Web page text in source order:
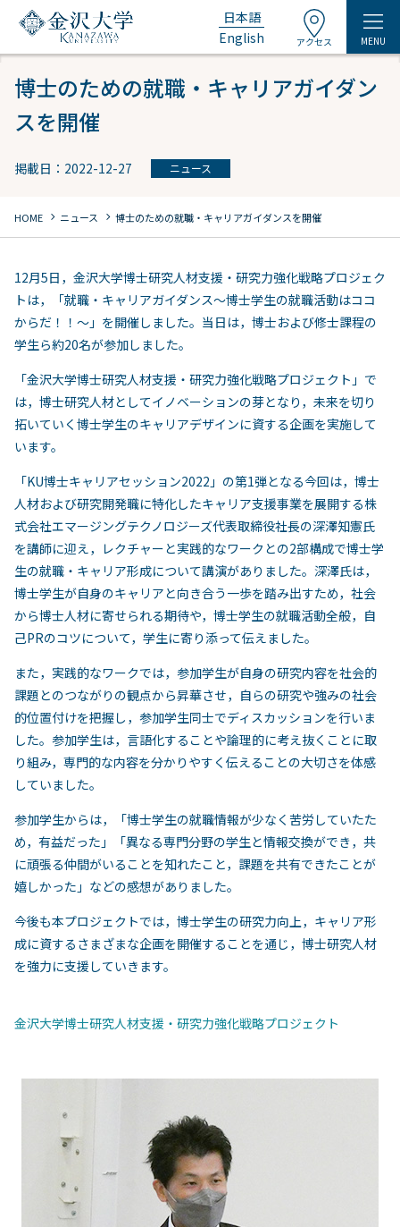
日本語
English
アクセス MENU
博士のための就職・キャリアガイダン
スを開催
掲載日：2022-12-27 ニュース
HOME chevron_right ニュース chevron_right 博士のための就職・キャリアガイダンスを開催
12月5日，金沢大学博士研究人材支援・研究力強化戦略プロジェク
トは，「就職・キャリアガイダンス～博士学生の就職活動はココ
からだ！！～」を開催しました。当日は，博士および修士課程の
学生ら約20名が参加しました。
「金沢大学博士研究人材支援・研究力強化戦略プロジェクト」で
は，博士研究人材としてイノベーションの芽となり，未来を切り
拓いていく博士学生のキャリアデザインに資する企画を実施して
います。
「KU博士キャリアセッション2022」の第1弾となる今回は，博士
人材および研究開発職に特化したキャリア支援事業を展開する株
式会社エマージングテクノロジーズ代表取締役社長の深澤知憲氏
を講師に迎え，レクチャーと実践的なワークとの2部構成で博士学
生の就職・キャリア形成について講演がありました。深澤氏は，
博士学生が自身のキャリアと向き合う一歩を踏み出すため，社会
から博士人材に寄せられる期待や，博士学生の就職活動全般，自
己PRのコツについて，学生に寄り添って伝えました。
また，実践的なワークでは，参加学生が自身の研究内容を社会的
課題とのつながりの観点から昇華させ，自らの研究や強みの社会
的位置付けを把握し，参加学生同士でディスカッションを行いま
した。参加学生は，言語化することや論理的に考え抜くことに取
り組み，専門的な内容を分かりやすく伝えることの大切さを体感
していました。
参加学生からは，「博士学生の就職情報が少なく苦労していたた
め，有益だった」「異なる専門分野の学生と情報交換ができ，共
に頑張る仲間がいることを知れたこと，課題を共有できたことが
嬉しかった」などの感想がありました。
今後も本プロジェクトでは，博士学生の研究力向上，キャリア形
成に資するさまざまな企画を開催することを通じ，博士研究人材
を強力に支援していきます。
金沢大学博士研究人材支援・研究力強化戦略プロジェクト